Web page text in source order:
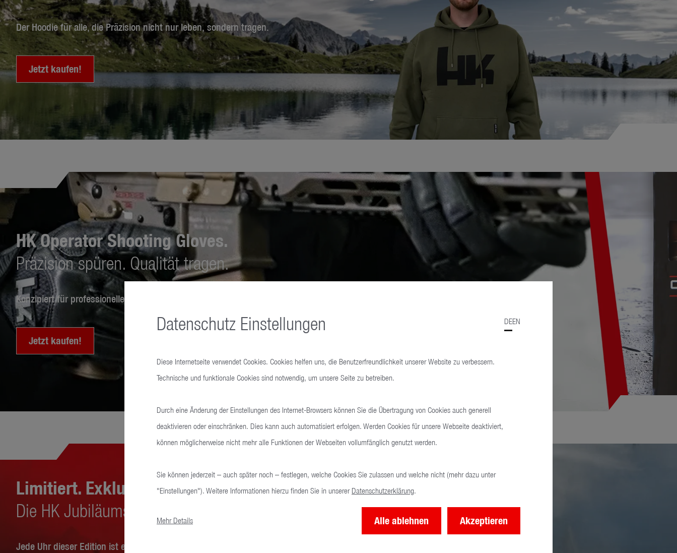
Der Hoodie für alle, die Präzision nicht nur leben, sondern tragen.
Jetzt kaufen!
HK Operator Shooting Gloves.
Präzision spüren. Qualität tragen.
Konzipiert für professionelle Anwender. Ultraleicht, hoch taktil und robust zugleich.
Jetzt kaufen!
Limitiert. Exklusiv. Ikonisch.
Die HK Jubiläumsuhr.
Jede Uhr dieser Edition ist ein Symbol unseres Weges der vergangenen
Datenschutz Einstellungen DEEN
Diese Internetseite verwendet Cookies. Cookies helfen uns, die Benutzerfreundlichkeit unserer Website zu verbessern.
Technische und funktionale Cookies sind notwendig, um unsere Seite zu betreiben.
Durch eine Änderung der Einstellungen des Internet-Browsers können Sie die Übertragung von Cookies auch generell
deaktivieren oder einschränken. Dies kann auch automatisiert erfolgen. Werden Cookies für unsere Webseite deaktiviert,
können möglicherweise nicht mehr alle Funktionen der Webseiten vollumfänglich genutzt werden.
Sie können jederzeit – auch später noch – festlegen, welche Cookies Sie zulassen und welche nicht (mehr dazu unter
"Einstellungen"). Weitere Informationen hierzu finden Sie in unserer Datenschutzerklärung.
Mehr Details Alle ablehnen Akzeptieren